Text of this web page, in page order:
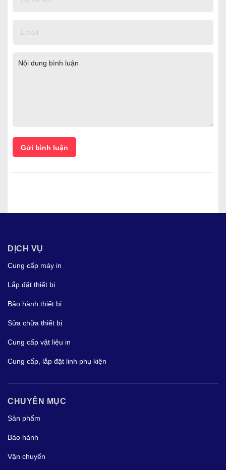
Gửi bình luận
DỊCH VỤ
Cung cấp máy in
Lắp đặt thiết bị
Bảo hành thiết bị
Sửa chữa thiết bị
Cung cấp vật liệu in
Cung cấp, lắp đặt linh phụ kiện
CHUYÊN MỤC
Sản phẩm
Bảo hành
Vận chuyển